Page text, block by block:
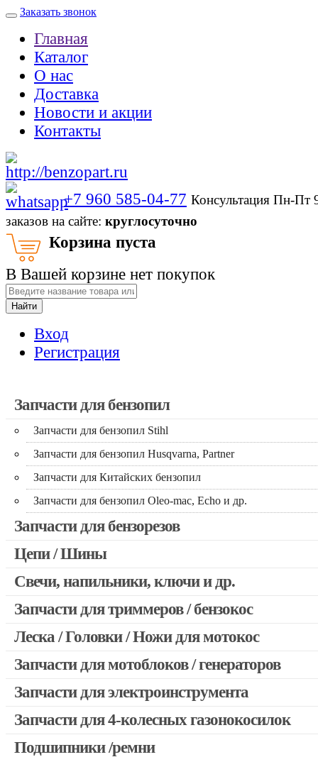
Заказать звонок
Главная
Каталог
О нас
Доставка
Новости и акции
Контакты
+7 960 585-04-77 Консультация Пн-
заказов на сайте: круглосуточно
Корзина пуста
В Вашей корзине нет покупок
Найти
Вход
Регистрация
Запчасти для бензопил
Запчасти для бензопил Stihl
Запчасти для бензопил Husqvarna, Partner
Запчасти для Китайских бензопил
Запчасти для бензопил Oleo-mac, Echo и др.
Запчасти для бензорезов
Цепи / Шины
Свечи, напильники, ключи и др.
Запчасти для триммеров / бензокос
Запчасти для Китайских триммеров
Запчасти для мотокос Stihl / Husqvarna / Oleo-mac / Echo и
Леска / Головки / Ножи для мотокос
Запчасти для мотоблоков / генераторов
Запчасти для электроинструмента
Двигатели, редукторы для шуруповертов
Выключатели, переключатели
Запчасти для 4-колесных газонокосилок
Подшипники /ремни